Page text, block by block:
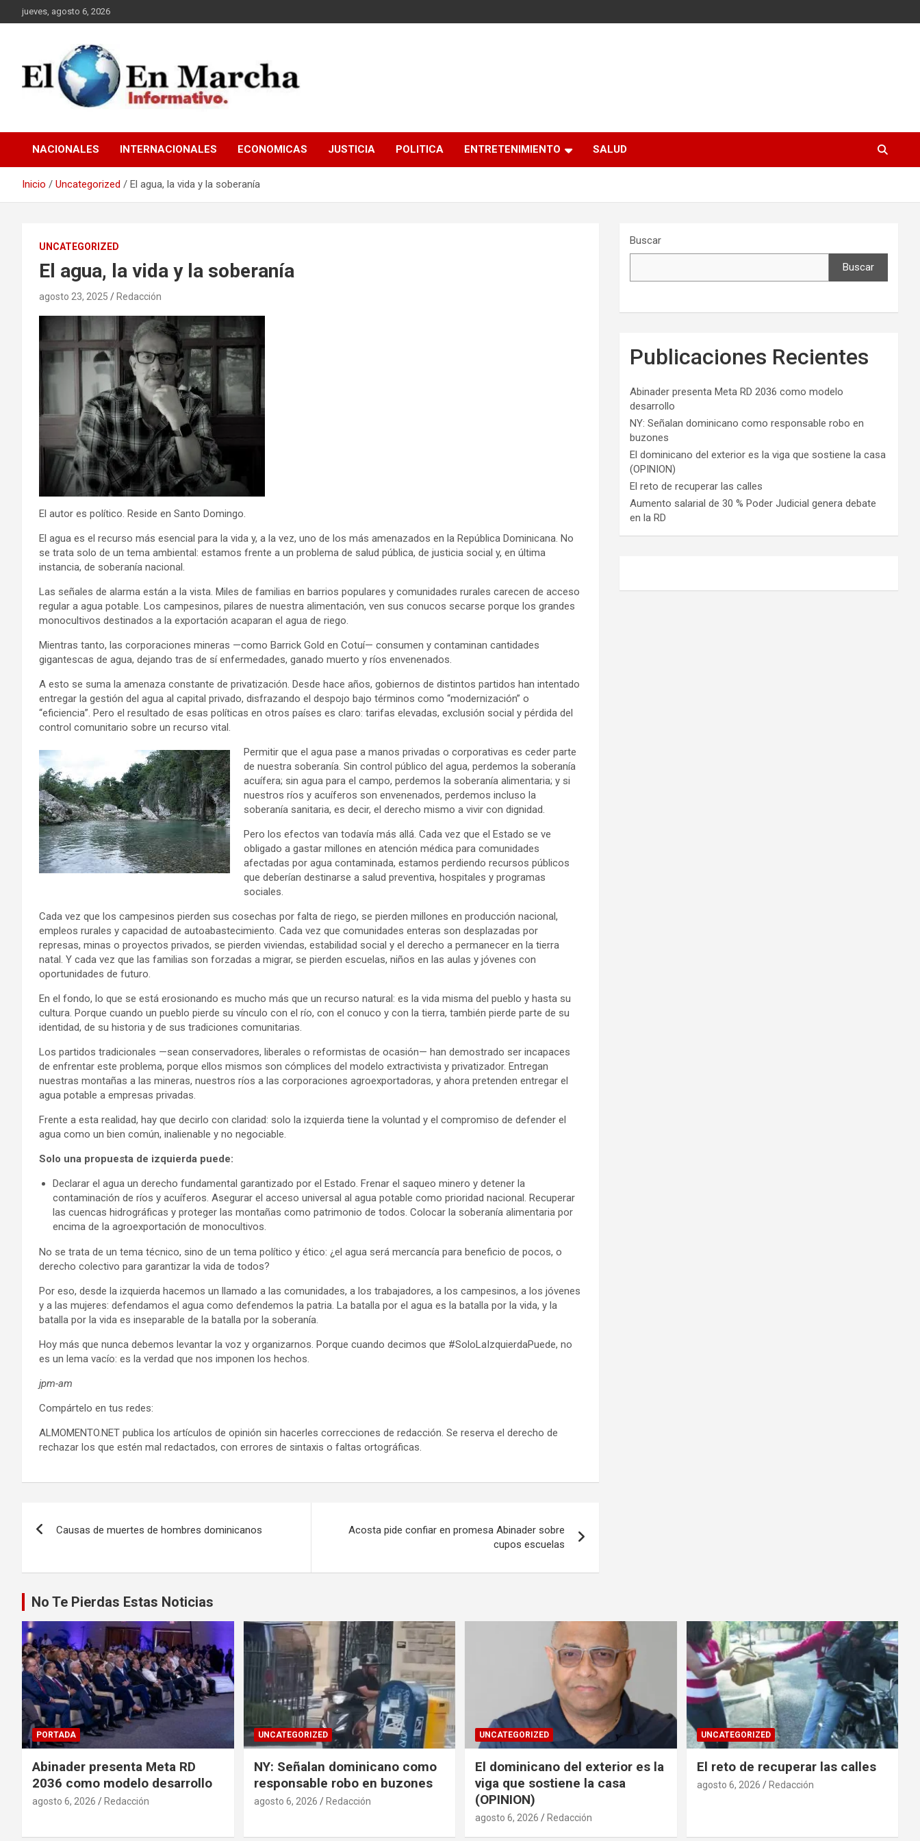
Saltar
al
jueves, agosto 6, 2026
elmundoenmarcha.net
NACIONALES INTERNACIONALES ECONOMICAS JUSTICIA POLITICA ENTRETENIMIENTO SALUD
Inicio Uncategorized El agua, la vida y la soberanía
UNCATEGORIZED
El agua, la vida y la soberanía
agosto 23, 2025 Redacción
El autor es político. Reside en Santo Domingo.
El agua es el recurso más esencial para la vida y, a la vez, uno de los más amenazados en la República Dominicana. No
se trata solo de un tema ambiental: estamos frente a un problema de salud pública, de justicia social y, en última
instancia, de soberanía nacional.
Las señales de alarma están a la vista. Miles de familias en barrios populares y comunidades rurales carecen de acceso
regular a agua potable. Los campesinos, pilares de nuestra alimentación, ven sus conucos secarse porque los grandes
monocultivos destinados a la exportación acaparan el agua de riego.
Mientras tanto, las corporaciones mineras —como Barrick Gold en Cotuí— consumen y contaminan cantidades
gigantescas de agua, dejando tras de sí enfermedades, ganado muerto y ríos envenenados.
A esto se suma la amenaza constante de privatización. Desde hace años, gobiernos de distintos partidos han intentado
entregar la gestión del agua al capital privado, disfrazando el despojo bajo términos como “modernización” o
“eficiencia”. Pero el resultado de esas políticas en otros países es claro: tarifas elevadas, exclusión social y pérdida del
control comunitario sobre un recurso vital.
Permitir que el agua pase a manos privadas o corporativas es ceder parte
de nuestra soberanía. Sin control público del agua, perdemos la soberanía
acuífera; sin agua para el campo, perdemos la soberanía alimentaria; y si
nuestros ríos y acuíferos son envenenados, perdemos incluso la
soberanía sanitaria, es decir, el derecho mismo a vivir con dignidad.
Pero los efectos van todavía más allá. Cada vez que el Estado se ve
obligado a gastar millones en atención médica para comunidades
afectadas por agua contaminada, estamos perdiendo recursos públicos
que deberían destinarse a salud preventiva, hospitales y programas
sociales.
Cada vez que los campesinos pierden sus cosechas por falta de riego, se pierden millones en producción nacional,
empleos rurales y capacidad de autoabastecimiento. Cada vez que comunidades enteras son desplazadas por
represas, minas o proyectos privados, se pierden viviendas, estabilidad social y el derecho a permanecer en la tierra
natal. Y cada vez que las familias son forzadas a migrar, se pierden escuelas, niños en las aulas y jóvenes con
oportunidades de futuro.
En el fondo, lo que se está erosionando es mucho más que un recurso natural: es la vida misma del pueblo y hasta su
cultura. Porque cuando un pueblo pierde su vínculo con el río, con el conuco y con la tierra, también pierde parte de su
identidad, de su historia y de sus tradiciones comunitarias.
Los partidos tradicionales —sean conservadores, liberales o reformistas de ocasión— han demostrado ser incapaces
de enfrentar este problema, porque ellos mismos son cómplices del modelo extractivista y privatizador. Entregan
nuestras montañas a las mineras, nuestros ríos a las corporaciones agroexportadoras, y ahora pretenden entregar el
agua potable a empresas privadas.
Frente a esta realidad, hay que decirlo con claridad: solo la izquierda tiene la voluntad y el compromiso de defender el
agua como un bien común, inalienable y no negociable.
Solo una propuesta de izquierda puede:
Declarar el agua un derecho fundamental garantizado por el Estado. Frenar el saqueo minero y detener la
contaminación de ríos y acuíferos. Asegurar el acceso universal al agua potable como prioridad nacional. Recuperar
las cuencas hidrográficas y proteger las montañas como patrimonio de todos. Colocar la soberanía alimentaria por
encima de la agroexportación de monocultivos.
No se trata de un tema técnico, sino de un tema político y ético: ¿el agua será mercancía para beneficio de pocos, o
derecho colectivo para garantizar la vida de todos?
Por eso, desde la izquierda hacemos un llamado a las comunidades, a los trabajadores, a los campesinos, a los jóvenes
y a las mujeres: defendamos el agua como defendemos la patria. La batalla por el agua es la batalla por la vida, y la
batalla por la vida es inseparable de la batalla por la soberanía.
Hoy más que nunca debemos levantar la voz y organizarnos. Porque cuando decimos que #SoloLaIzquierdaPuede, no
es un lema vacío: es la verdad que nos imponen los hechos.
jpm-am
Compártelo en tus redes:
ALMOMENTO.NET publica los artículos de opinión sin hacerles correcciones de redacción. Se reserva el derecho de
rechazar los que estén mal redactados, con errores de sintaxis o faltas ortográficas.
entradas
Causas de muertes de hombres dominicanos
Acosta pide confiar en promesa Abinader sobre
cupos escuelas
Buscar
Buscar
Publicaciones Recientes
Abinader presenta Meta RD 2036 como modelo
desarrollo
NY: Señalan dominicano como responsable robo en
buzones
El dominicano del exterior es la viga que sostiene la casa
(OPINION)
El reto de recuperar las calles
Aumento salarial de 30 % Poder Judicial genera debate
en la RD
No Te Pierdas Estas Noticias
PORTADA
Abinader presenta Meta RD
2036 como modelo desarrollo
agosto 6, 2026 Redacción
UNCATEGORIZED
NY: Señalan dominicano como
responsable robo en buzones
agosto 6, 2026 Redacción
UNCATEGORIZED
El dominicano del exterior es la
viga que sostiene la casa
(OPINION)
agosto 6, 2026 Redacción
UNCATEGORIZED
El reto de recuperar las calles
agosto 6, 2026 Redacción